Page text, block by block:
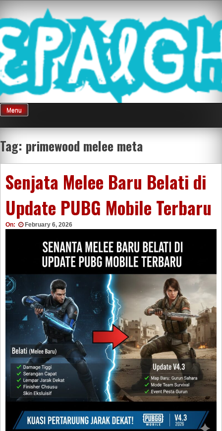
content
Mnepalghopa
Review Game
Terkini Paling
Seluruh Di
Indonesia
Menu
Tag: primewood melee meta
Senjata Melee Baru Belati di
Update PUBG Mobile Terbaru
On: February 6, 2026